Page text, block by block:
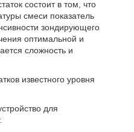
состоит в том, что
смеси показатель
зондирующего
оптимальной и
сложность и
известного уровня
для